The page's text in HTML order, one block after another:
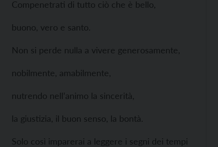
Compenetrati di tutto ciò che è bello,
buono, vero e santo.
Non si perde nulla a vivere generosamente,
nobilmente, amabilmente,
nutrendo nell’animo la sincerità,
la giustizia, il buon senso, la bontà.
Solo così imparerai a leggere i segni dei tempi